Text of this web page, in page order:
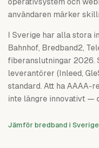
användaren märker
I Sverige har alla stora
Bahnhof, Bredband2,
fiberanslutningar 2026.
leverantörer (Inleed,
standard. Att ha AAAA-
inte längre innovativt —
Jämför bredband i Sverige